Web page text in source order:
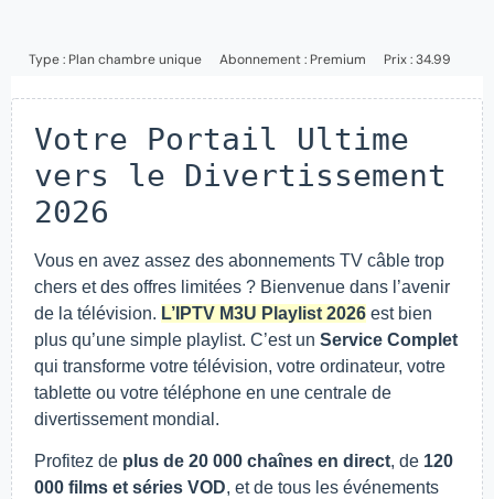
Type : Plan chambre unique Abonnement : Premium Prix : 34.99
Votre Portail Ultime
vers le Divertissement
2026
Vous en avez assez des abonnements TV câble trop
chers et des offres limitées ? Bienvenue dans l’avenir
de la télévision. L’IPTV M3U Playlist 2026 est bien
plus qu’une simple playlist. C’est un Service Complet
qui transforme votre télévision, votre ordinateur, votre
tablette ou votre téléphone en une centrale de
divertissement mondial.
Profitez de plus de 20 000 chaînes en direct, de 120
000 films et séries VOD, et de tous les événements